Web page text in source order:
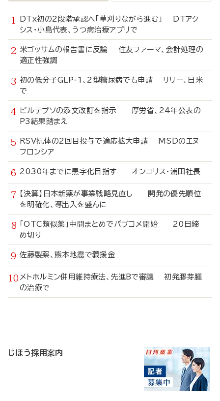
DTx初の2段階承認へ「草刈りながら進む」 DTアク
シス・小島代表、うつ病治療アプリで
米ゴッサムの報告書に反論 住友ファーマ、会計処理の
適正性強調
初の低分子GLP-1、2型糖尿病でも申請 リリー、日米
で
ビルテプソの添文改訂を指示 厚労省、24年公表の
P3結果踏まえ
RSV抗体の2回目投与で適応拡大申請 MSDのエヌ
フロンシア
2030年までに黒字化目指す オンコリス・浦田社長
【決算】日本新薬が事業戦略見直し 開発の優先順位
を明確化、導出入を盛んに
「OTC類似薬」中間まとめでパブコメ開始 20日締
め切り
佐藤製薬、熊本地震で義援金
メトホルミン併用維持療法、先進Bで審議 初発膠芽腫
の治療で
じほう採用案内